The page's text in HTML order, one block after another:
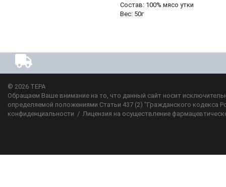
Состав: 100% мясо утки
Вес: 50г
© 2026 ТЕРА
Обращаем Ваше внимание на то, что данный сайт носит
определяемой положениями Статьи 437 (2) "Гражданского кодекса
конфиденциальности / Лицензия на осуществление